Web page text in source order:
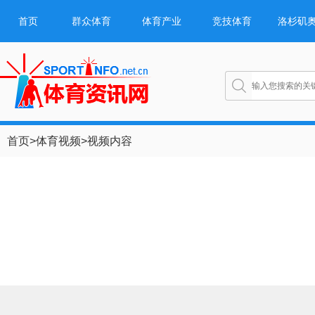
首页 群众体育 体育产业 竞技体育 洛杉矶
首页>体育视频>视频内容